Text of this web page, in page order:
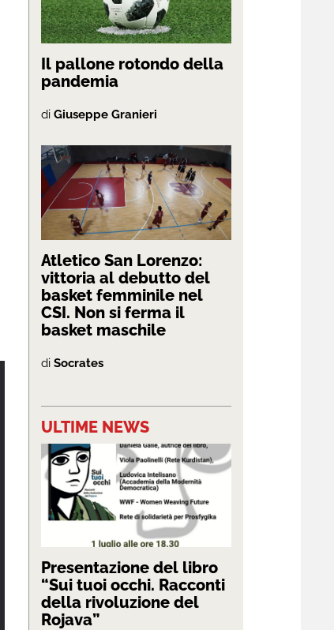
Il pallone rotondo della
pandemia
di Giuseppe Granieri
Atletico San Lorenzo:
vittoria al debutto del
basket femminile nel
CSI. Non si ferma il
basket maschile
di Socrates
ULTIME NEWS
Presentazione del libro
“Sui tuoi occhi. Racconti
della rivoluzione del
Rojava”